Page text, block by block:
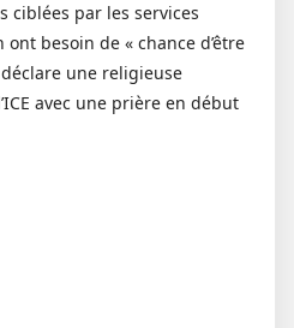
ciblées par les services
ont besoin de « chance d’être
une religieuse
avec une prière en début